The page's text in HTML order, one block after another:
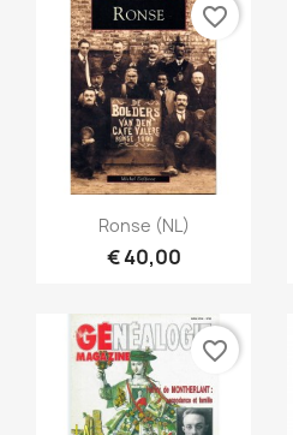
Snel bekijken
Ronse (NL)
€ 40,00
favorite_border
favorite_border